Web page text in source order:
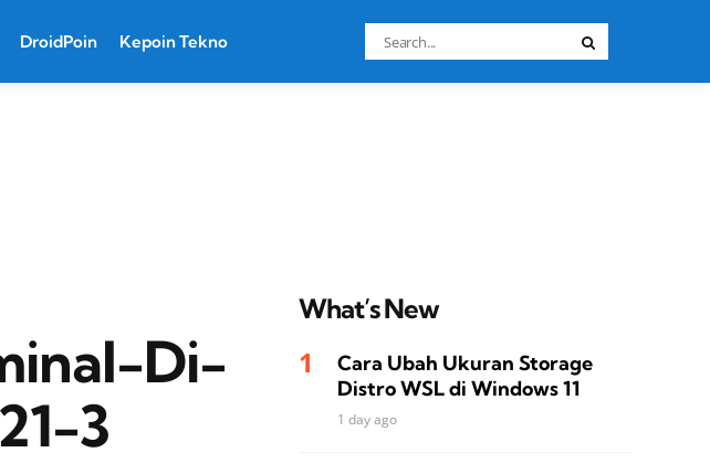
DroidPoin Kepoin Tekno
Search
for:
Di-
3
What’s New
Cara Ubah Ukuran Storage
Distro WSL di Windows 11
1 day ago